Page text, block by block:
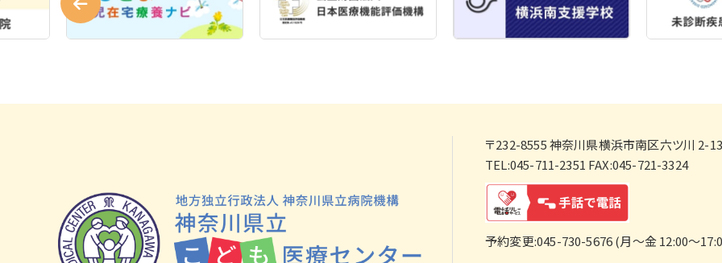
〒232-8555神奈川県横浜市南区六ツ川 2-
TEL:045-711-2351 FAX:045-721-3324
予約変更:045-730-5676 (月～金 12:00～